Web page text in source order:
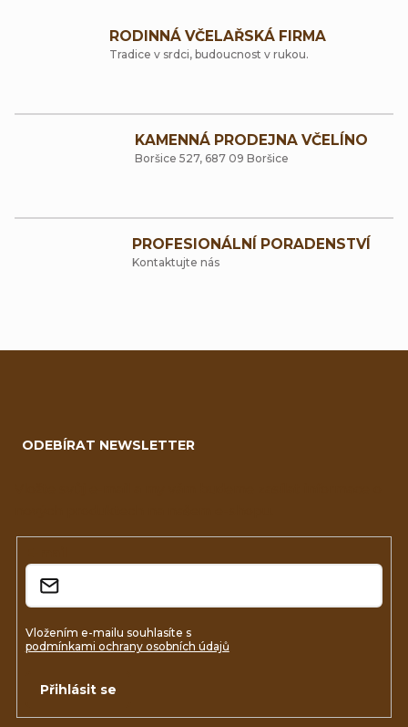
l
a
c
p
r
y
RODINNÁ VČELAŘSKÁ FIRMA
Tradice v srdci, budoucnost v rukou.
KAMENNÁ PRODEJNA VČELÍNO
Boršice 527, 687 09 Boršice
PROFESIONÁLNÍ PORADENSTVÍ
Kontaktujte nás
ODEBÍRAT NEWSLETTER
Vložením e-mailu souhlasíte s
podmínkami ochrany osobních údajů
Přihlásit se